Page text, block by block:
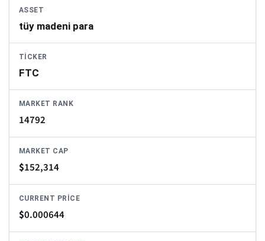
ASSET
tüy madeni para
TICKER
FTC
MARKET RANK
14792
MARKET CAP
$152,314
CURRENT PRICE
$0.000644